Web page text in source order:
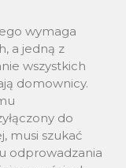
wymaga
a jedną z
wszystkich
domownicy.
do
musi szukać
odprowadzania